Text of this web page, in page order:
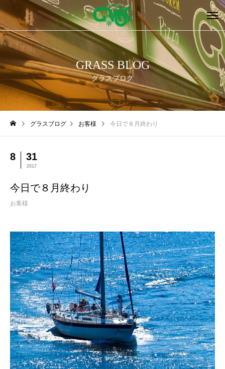
GRASS BLOG
グラスブログ
グラスブログ お客様 今日で８月終わり
8 31
2017
今日で８月終わり
お客様